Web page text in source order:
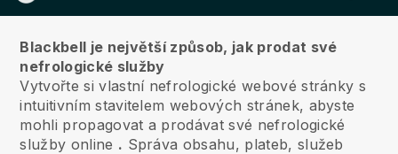
Blackbell je největší způsob, jak prodat své
nefrologické služby
Vytvořte si vlastní nefrologické webové stránky s
intuitivním stavitelem webových stránek, abyste
mohli propagovat a prodávat své nefrologické
služby online . Správa obsahu, plateb, služeb